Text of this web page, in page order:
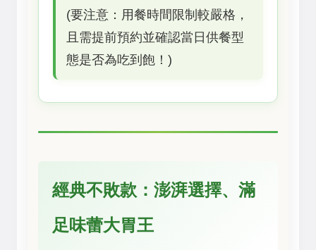
(要注意：用餐時間限制較嚴格，
且需提前預約並確認當日供餐型
態是否為吃到飽！)
經典不敗款：澎湃選擇、滿
足味蕾大胃王